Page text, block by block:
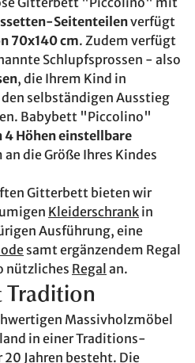
Seitenteilenverfügt
70x140 cm. Zudem verfügt
Schlupfsprossen - also
, die Ihrem Kind in
selbständigen Ausstieg
Babybett "Piccolino"
4 Höhen einstellbare
an die Größe Ihres Kindes
Gitterbett bieten wir
Kleiderschrank in
Ausführung, eine
samt ergänzendem Regal
nützliches Regal an.
Tradition
Massivholzmöbel
in einer Traditions-
20 Jahren besteht. Die